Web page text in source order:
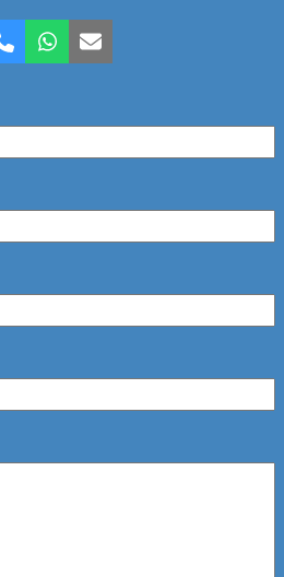
Teléfono
Whatsapp
Correo
electrónico